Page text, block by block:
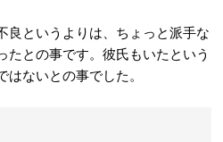
良というよりは、ちょっと派手な
たとの事です。彼氏もいたという
ないとの事でした。